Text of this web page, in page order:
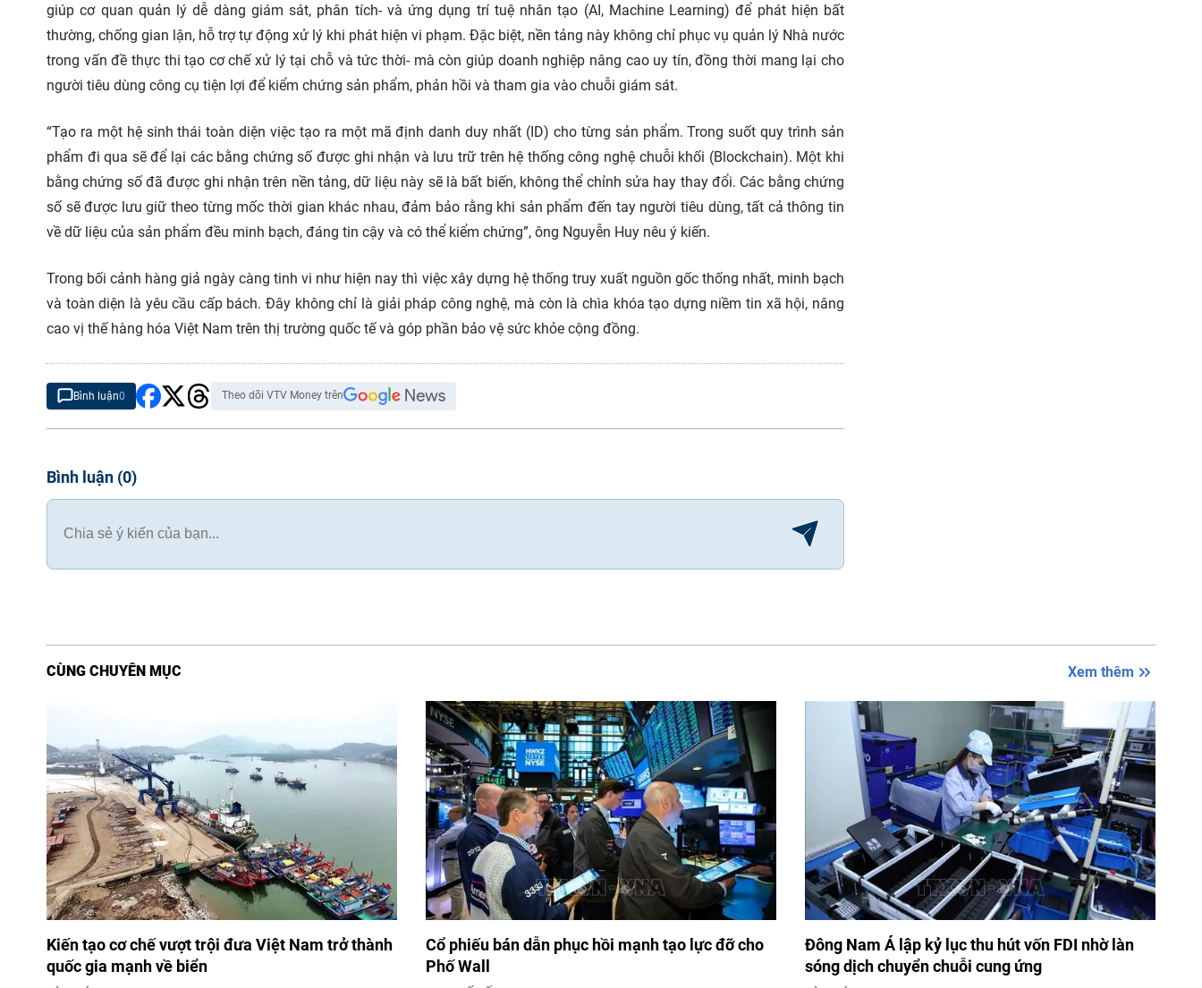
giúp cơ quan quản lý dễ dàng giám sát, phân tích- và ứng dụng trí tuệ nhân tạo (AI, Machine Learning) để phát hiện bất
thường, chống gian lận, hỗ trợ tự động xử lý khi phát hiện vi phạm. Đặc biệt, nền tảng này không chỉ phục vụ quản lý Nhà nước
trong vấn đề thực thi tạo cơ chế xử lý tại chỗ và tức thời- mà còn giúp doanh nghiệp nâng cao uy tín, đồng thời mang lại cho
người tiêu dùng công cụ tiện lợi để kiểm chứng sản phẩm, phản hồi và tham gia vào chuỗi giám sát.
“Tạo ra một hệ sinh thái toàn diện việc tạo ra một mã định danh duy nhất (ID) cho từng sản phẩm. Trong suốt quy trình sản
phẩm đi qua sẽ để lại các bằng chứng số được ghi nhận và lưu trữ trên hệ thống công nghệ chuỗi khối (Blockchain). Một khi
bằng chứng số đã được ghi nhận trên nền tảng, dữ liệu này sẽ là bất biến, không thể chỉnh sửa hay thay đổi. Các bằng chứng
số sẽ được lưu giữ theo từng mốc thời gian khác nhau, đảm bảo rằng khi sản phẩm đến tay người tiêu dùng, tất cả thông tin
về dữ liệu của sản phẩm đều minh bạch, đáng tin cậy và có thể kiểm chứng”, ông Nguyễn Huy nêu ý kiến.
Trong bối cảnh hàng giả ngày càng tinh vi như hiện nay thì việc xây dựng hệ thống truy xuất nguồn gốc thống nhất, minh bạch
và toàn diện là yêu cầu cấp bách. Đây không chỉ là giải pháp công nghệ, mà còn là chìa khóa tạo dựng niềm tin xã hội, nâng
cao vị thế hàng hóa Việt Nam trên thị trường quốc tế và góp phần bảo vệ sức khỏe cộng đồng.
Bình luận0 Theo dõi VTV Money trên
Bình luận (0)
CÙNG CHUYÊN MỤC Xem thêm
Kiến tạo cơ chế vượt trội đưa Việt Nam trở thành
quốc gia mạnh về biển
Cổ phiếu bán dẫn phục hồi mạnh tạo lực đỡ cho
Phố Wall
Đông Nam Á lập kỷ lục thu hút vốn FDI nhờ làn
sóng dịch chuyển chuỗi cung ứng